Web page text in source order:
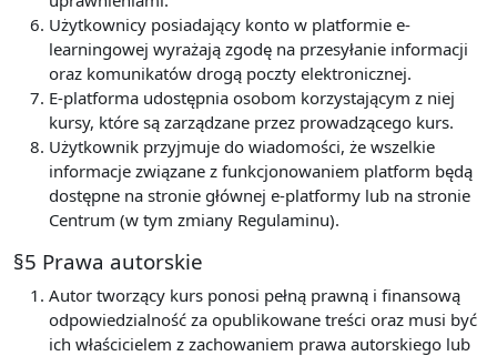
Użytkownicy posiadający konto w platformie e-
learningowej wyrażają zgodę na przesyłanie informacji
oraz komunikatów drogą poczty elektronicznej.
E-platforma udostępnia osobom korzystającym z niej
kursy, które są zarządzane przez prowadzącego kurs.
Użytkownik przyjmuje do wiadomości, że wszelkie
informacje związane z funkcjonowaniem platform będą
dostępne na stronie głównej e-platformy lub na stronie
Centrum (w tym zmiany Regulaminu).
§5 Prawa autorskie
Autor tworzący kurs ponosi pełną prawną i finansową
odpowiedzialność za opublikowane treści oraz musi być
ich właścicielem z zachowaniem prawa autorskiego lub